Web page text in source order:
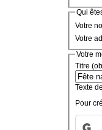
Qui
Votre
Votre
Votre
Titre
Texte
Pour